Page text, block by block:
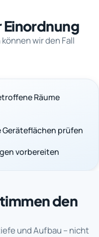
Einordnung
wir den Fall
Räume
prüfen
vorbereiten
den
und Aufbau – nicht